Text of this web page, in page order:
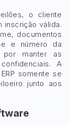
o cliente
inscrição válida.
documentos
e número da
por manter as
A
somente se
junto aos